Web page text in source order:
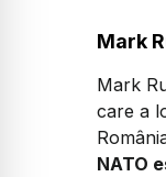
Mark
Mark
care a
NATO